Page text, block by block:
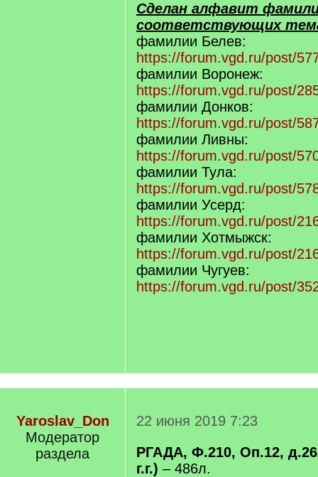
Сделан алфавит
соответствующих
фамилии Белев:
https://forum.vgd.ru/post/
фамилии Воронеж:
https://forum.vgd.ru/post/
фамилии Донков:
https://forum.vgd.ru/post/
фамилии Ливны:
https://forum.vgd.ru/post/
фамилии Тула:
https://forum.vgd.ru/post/
фамилии Усерд:
https://forum.vgd.ru/post/
фамилии Хотмыжск:
https://forum.vgd.ru/post/
фамилии Чугуев:
https://forum.vgd.ru/post/
Yaroslav_Don
Модератор
раздела
22 июня 2019 7:23
РГАДА, Ф.210, Оп.12,
г.г.) – 486л.